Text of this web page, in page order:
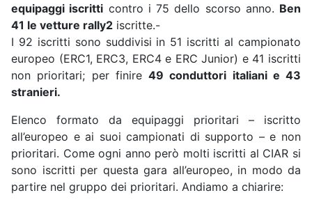
equipaggi iscritti contro i 75 dello scorso anno. Ben
41 le vetture rally2 iscritte.-
I 92 iscritti sono suddivisi in 51 iscritti al campionato
europeo (ERC1, ERC3, ERC4 e ERC Junior) e 41 iscritti
non prioritari; per finire 49 conduttori italiani e 43
stranieri.
Elenco formato da equipaggi prioritari – iscritto
all’europeo e ai suoi campionati di supporto – e non
prioritari. Come ogni anno però molti iscritti al CIAR si
sono iscritti per questa gara all’europeo, in modo da
partire nel gruppo dei prioritari. Andiamo a chiarire: